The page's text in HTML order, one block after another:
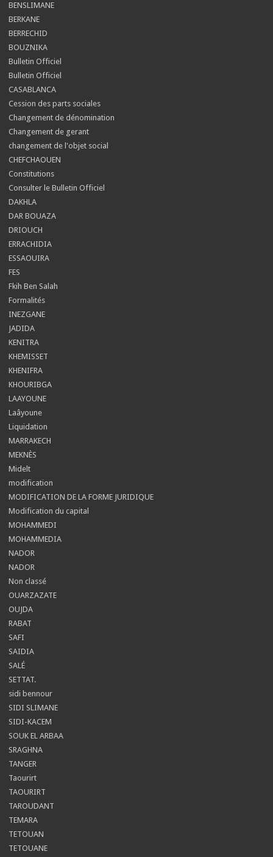
BENSLIMANE
BERKANE
BERRECHID
BOUZNIKA
Bulletin Officiel
Bulletin Officiel
CASABLANCA
Cession des parts sociales
Changement de dénomination
Changement de gerant
changement de l'objet social
CHEFCHAOUEN
Constitutions
Consulter le Bulletin Officiel
DAKHLA
DAR BOUAZA
DRIOUCH
ERRACHIDIA
ESSAOUIRA
FES
Fkih Ben Salah
Formalités
INEZGANE
JADIDA
KENITRA
KHEMISSET
KHENIFRA
KHOURIBGA
LAAYOUNE
Laâyoune
Liquidation
MARRAKECH
MEKNÈS
Midelt
modification
MODIFICATION DE LA FORME JURIDIQUE
Modification du capital
MOHAMMEDI
MOHAMMEDIA
NADOR
NADOR
Non classé
OUARZAZATE
OUJDA
RABAT
SAFI
SAIDIA
SALÉ
SETTAT.
sidi bennour
SIDI SLIMANE
SIDI-KACEM
SOUK EL ARBAA
SRAGHNA
TANGER
Taourirt
TAOURIRT
TAROUDANT
TEMARA
TETOUAN
TETOUANE